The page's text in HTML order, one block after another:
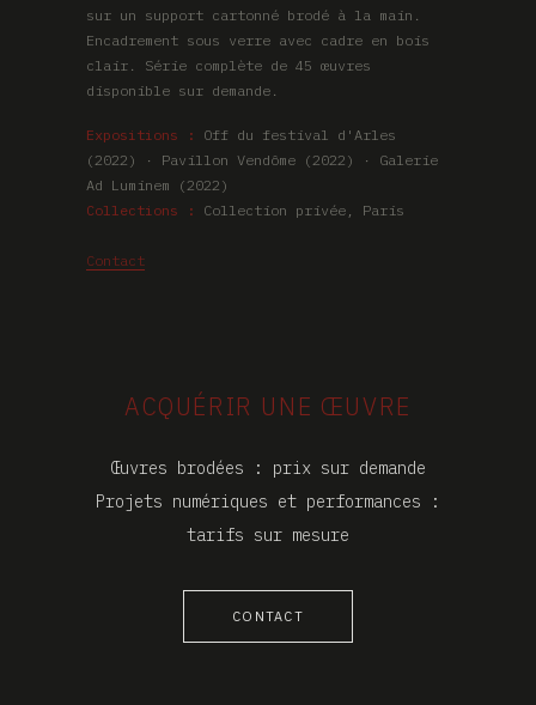
sur un support cartonné brodé à la main.
Encadrement sous verre avec cadre en bois
clair. Série complète de 45 œuvres
disponible sur demande.
Expositions :
Off du festival d'Arles
(2022) · Pavillon Vendôme (2022) · Galerie
Ad Luminem (2022)
Collections :
Collection privée, Paris
Contact
ACQUÉRIR UNE ŒUVRE
Œuvres brodées : prix sur demande
Projets numériques et performances :
tarifs sur mesure
CONTACT